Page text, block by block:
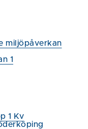
miljöpåverkan
1
1 Kv